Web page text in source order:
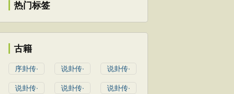
热门标签
古籍
序卦传· 说卦传· 说卦传·
说卦传· 说卦传· 说卦传·